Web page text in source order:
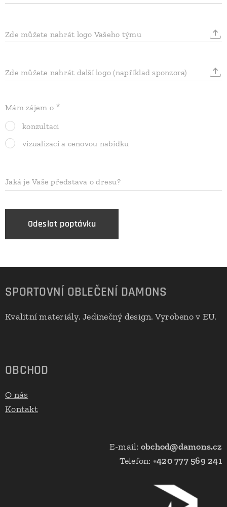
Zde můžete nahrát logo Vašeho týmu
Zde můžete nahrát další logo (například sponzora)
Mám zájem o
konzultaci
vizualizaci a cenovou nabídku
Jaká je Vaše představa o dresu?
Odeslat poptávku
SPORTOVNÍ OBLEČENÍ DAMONS
Kvalitní materiály. Jedinečný design. Vyrobeno v EU.
OBCHOD
O nás
Kontakt
E-mail: obchod@damons.cz
Telefon: +420 777 569 241